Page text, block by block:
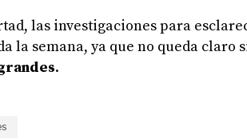
las investigaciones para
la semana, ya que no queda claro
.